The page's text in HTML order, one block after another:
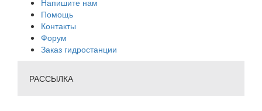
Напишите нам
Помощь
Контакты
Форум
Заказ гидростанции
РАССЫЛКА